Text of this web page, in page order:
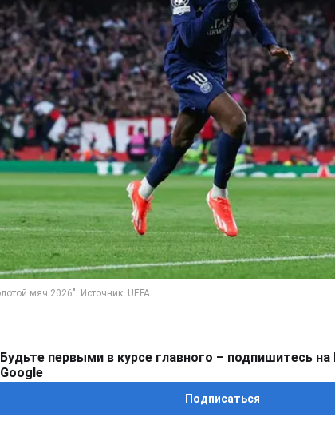
Будьте первыми в курсе главного – подпишитесь на
Google
Подписаться